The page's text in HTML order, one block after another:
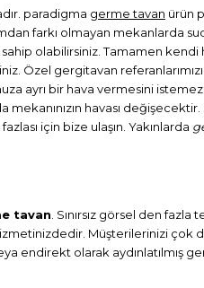
paradigma germe tavan ürün
farkı olmayan mekanlarda
olabilirsiniz. Tamamen kendi
Özel gergitavan
ayrı bir hava vermesini
havası
için bize ulaşın. Yakınlarda
tavan . Sınırsız görsel den
Müşterilerinizi çok
endirekt olarak aydınlatılmış